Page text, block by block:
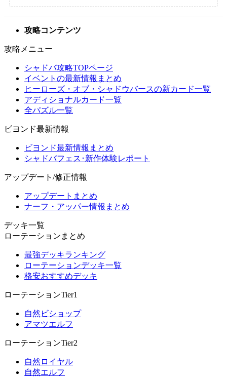
攻略コンテンツ
攻略メニュー
シャドバ攻略TOPページ
イベントの最新情報まとめ
ヒーローズ・オブ・シャドウバースの新カード一覧
アディショナルカード一覧
全パズル一覧
ビヨンド最新情報
ビヨンド最新情報まとめ
シャドバフェス･新作体験レポート
アップデート/修正情報
アップデートまとめ
ナーフ・アッパー情報まとめ
デッキ一覧
ローテーションまとめ
最強デッキランキング
ローテーションデッキ一覧
格安おすすめデッキ
ローテーションTier1
自然ビショップ
アマツエルフ
ローテーションTier2
自然ロイヤル
自然エルフ